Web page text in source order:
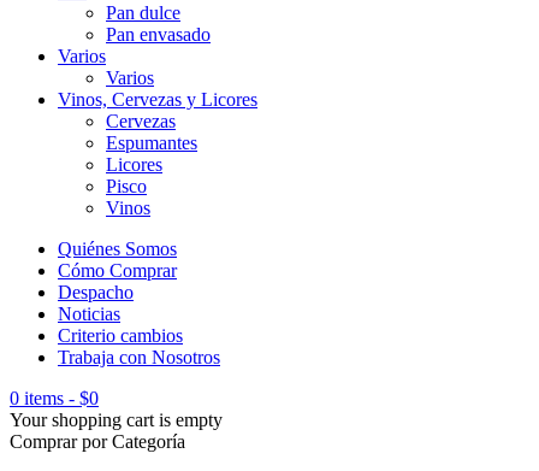
Pan dulce
Pan envasado
Varios
Varios
Vinos, Cervezas y Licores
Cervezas
Espumantes
Licores
Pisco
Vinos
Quiénes Somos
Cómo Comprar
Despacho
Noticias
Criterio cambios
Trabaja con Nosotros
0 items - $0
Your shopping cart is empty
Comprar por Categoría